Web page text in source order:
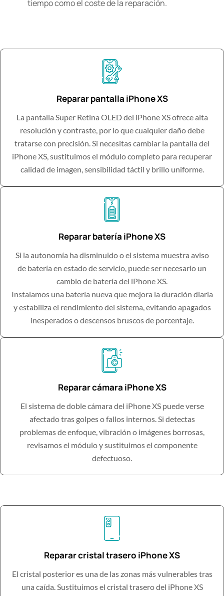
tiempo como el coste de la reparación.
Reparar pantalla iPhone XS
La pantalla Super Retina OLED del iPhone XS ofrece alta
resolución y contraste, por lo que cualquier daño debe
tratarse con precisión. Si necesitas cambiar la pantalla del
iPhone XS, sustituimos el módulo completo para recuperar
calidad de imagen, sensibilidad táctil y brillo uniforme.
Reparar batería iPhone XS
Si la autonomía ha disminuido o el sistema muestra aviso
de batería en estado de servicio, puede ser necesario un
cambio de batería del iPhone XS.
Instalamos una batería nueva que mejora la duración diaria
y estabiliza el rendimiento del sistema, evitando apagados
inesperados o descensos bruscos de porcentaje.
Reparar cámara iPhone XS
El sistema de doble cámara del iPhone XS puede verse
afectado tras golpes o fallos internos. Si detectas
problemas de enfoque, vibración o imágenes borrosas,
revisamos el módulo y sustituimos el componente
defectuoso.
Reparar cristal trasero iPhone XS
El cristal posterior es una de las zonas más vulnerables tras
una caída. Sustituimos el cristal trasero del iPhone XS